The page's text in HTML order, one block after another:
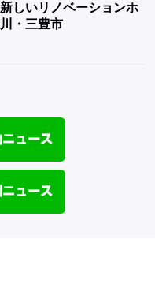
しいリノベーションホ
・三豊市